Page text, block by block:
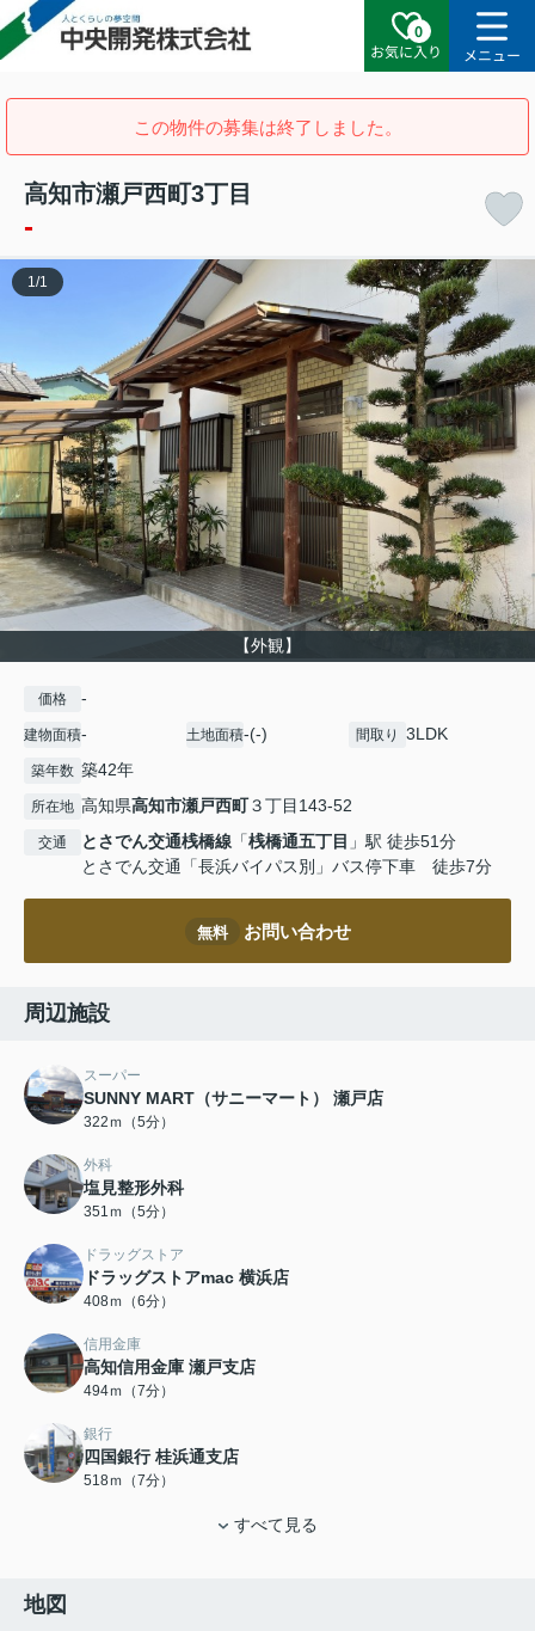
0
お気に入り
メニュー
この物件の募集は終了しました。
高知市瀬戸西町3丁目
-
【外観】
1 /1
価格 -
建物面積- 土地面積-(-) 間取り 3LDK
築年数 築42年
所在地 高知県高知市瀬戸西町３丁目143-52
交通 とさでん交通桟橋線 「桟橋通五丁目 」駅 徒歩51分
とさでん交通「長浜バイパス別」バス停下車 徒歩7分
無料 お問い合わせ
周辺施設
スーパー
SUNNY MART（サニーマート） 瀬戸店
322ｍ（5分）
外科
塩見整形外科
351ｍ（5分）
ドラッグストア
ドラッグストアmac 横浜店
408ｍ（6分）
信用金庫
高知信用金庫 瀬戸支店
494ｍ（7分）
銀行
四国銀行 桂浜通支店
518ｍ（7分）
すべて見る
地図